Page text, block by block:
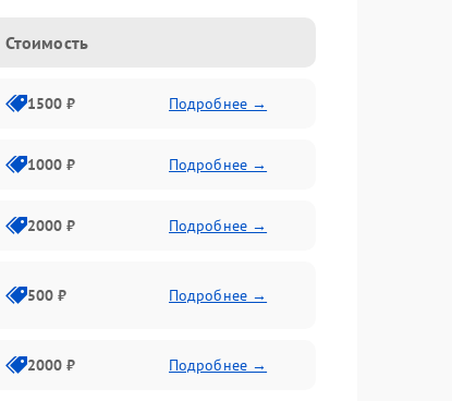
Стоимость
1500 ₽ Подробнее →
1000 ₽ Подробнее →
2000 ₽ Подробнее →
500 ₽ Подробнее →
2000 ₽ Подробнее →